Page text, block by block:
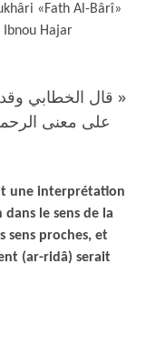
«Fath Al-Bârî»
Ibnou Hajar
« قال الخطابي
على معنى
une interprétation
le sens de la
sens proches, et
(ar-ridâ) serait